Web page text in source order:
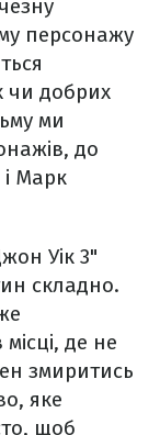
персонажу
чи добрих
ми
до
і Марк
Уік 3"
складно.
де не
змиритись
яке
щоб